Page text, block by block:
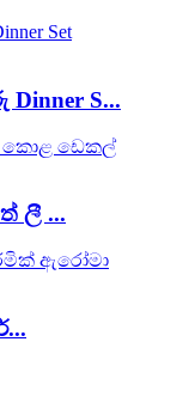
S...
ලී ...